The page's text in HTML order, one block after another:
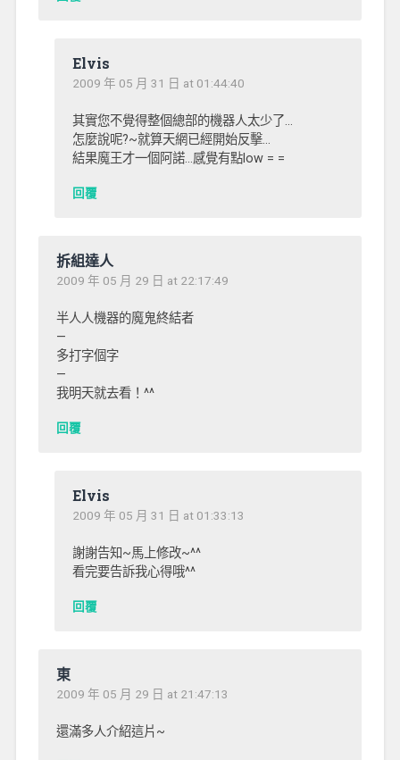
Elvis
2009 年 05 月 31 日 at 01:44:40
其實您不覺得整個總部的機器人太少了…
怎麼說呢?~就算天網已經開始反擊…
結果魔王才一個阿諾…感覺有點low = =
回覆
拆組達人
2009 年 05 月 29 日 at 22:17:49
半人人機器的魔鬼終結者
—
多打字個字
—
我明天就去看！^^
回覆
Elvis
2009 年 05 月 31 日 at 01:33:13
謝謝告知~馬上修改~^^
看完要告訴我心得哦^^
回覆
東
2009 年 05 月 29 日 at 21:47:13
還滿多人介紹這片~